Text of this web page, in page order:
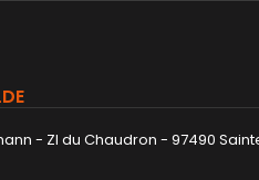
- ZI du Chaudron - 97490